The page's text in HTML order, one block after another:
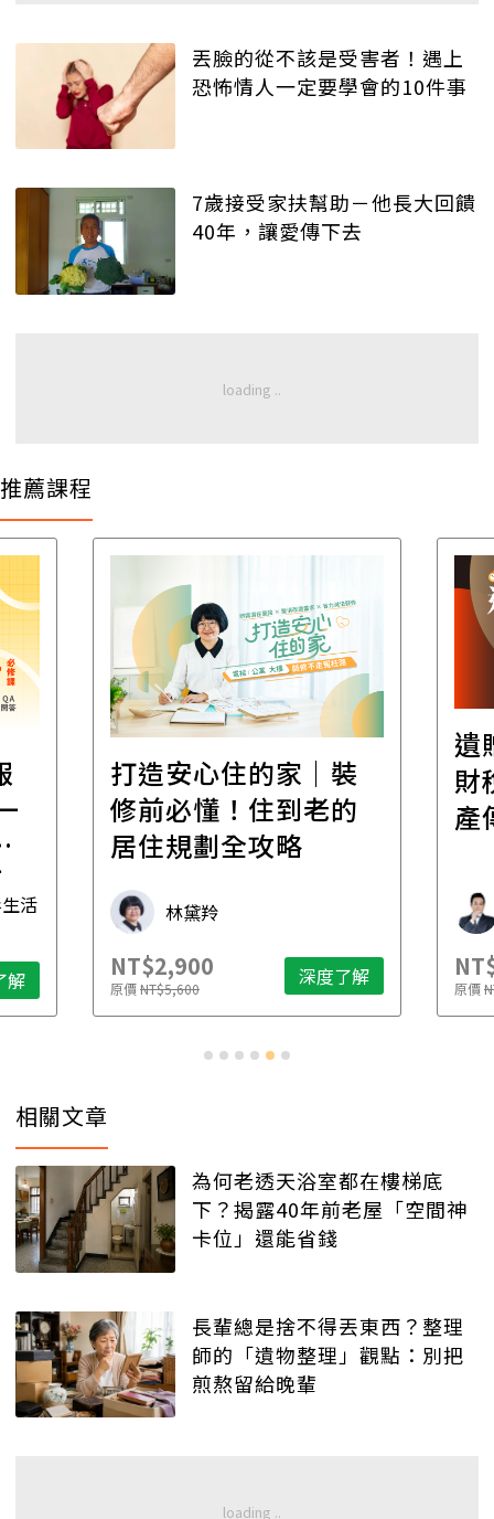
丟臉的從不該是受害者！遇上
恐怖情人一定要學會的10件事
7歲接受家扶幫助－他長大回饋
40年，讓愛傳下去
推薦課程
活
解
打造安心住的家｜裝
修前必懂！住到老的
居住規劃全攻略
林黛羚
NT$2,900
原價NT$5,600 深度了解
遺
財
產
原價
相關文章
為何老透天浴室都在樓梯底
下？揭露40年前老屋「空間神
卡位」還能省錢
長輩總是捨不得丟東西？整理
師的「遺物整理」觀點：別把
煎熬留給晚輩